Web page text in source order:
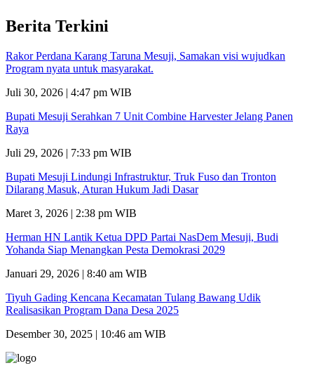
Berita Terkini
Rakor Perdana Karang Taruna Mesuji, Samakan visi wujudkan
Program nyata untuk masyarakat.
Juli 30, 2026 | 4:47 pm WIB
Bupati Mesuji Serahkan 7 Unit Combine Harvester Jelang Panen
Raya
Juli 29, 2026 | 7:33 pm WIB
Bupati Mesuji Lindungi Infrastruktur, Truk Fuso dan Tronton
Dilarang Masuk, Aturan Hukum Jadi Dasar
Maret 3, 2026 | 2:38 pm WIB
Herman HN Lantik Ketua DPD Partai NasDem Mesuji, Budi
Yohanda Siap Menangkan Pesta Demokrasi 2029
Januari 29, 2026 | 8:40 am WIB
Tiyuh Gading Kencana Kecamatan Tulang Bawang Udik
Realisasikan Program Dana Desa 2025
Desember 30, 2025 | 10:46 am WIB